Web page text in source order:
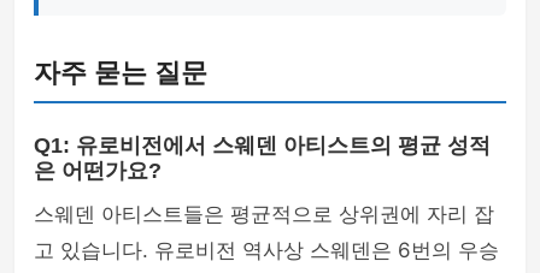
자주 묻는 질문
Q1: 유로비전에서 스웨덴 아티스트의 평균 성적
은 어떤가요?
스웨덴 아티스트들은 평균적으로 상위권에 자리 잡
고 있습니다. 유로비전 역사상 스웨덴은 6번의 우승